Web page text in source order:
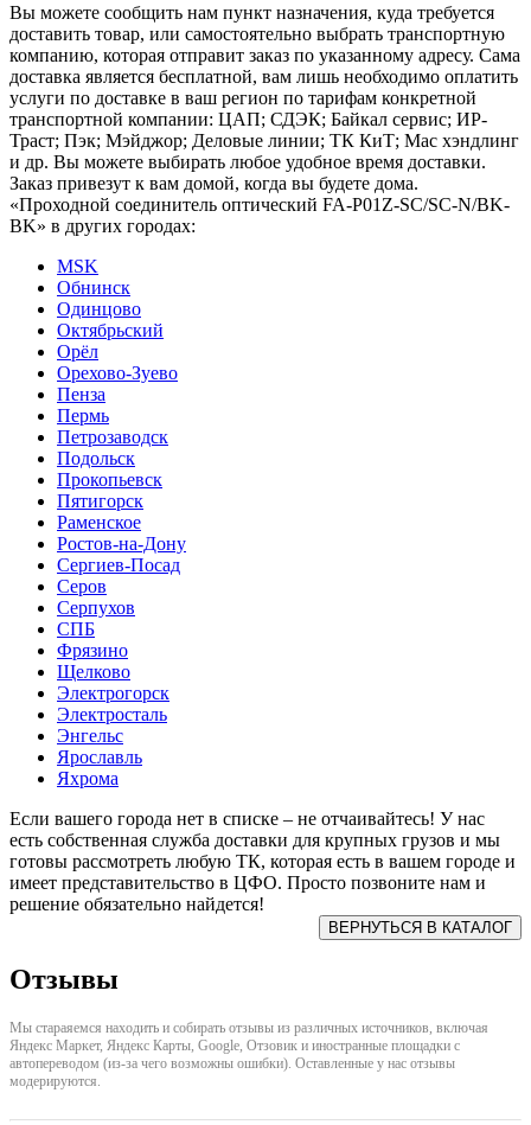
Вы можете сообщить нам пункт назначения, куда требуется
доставить товар, или самостоятельно выбрать транспортную
компанию, которая отправит заказ по указанному адресу. Сама
доставка является бесплатной, вам лишь необходимо оплатить
услуги по доставке в ваш регион по тарифам конкретной
транспортной компании: ЦАП; СДЭК; Байкал сервис; ИР-
Траст; Пэк; Мэйджор; Деловые линии; ТК КиТ; Мас хэндлинг
и др. Вы можете выбирать любое удобное время доставки.
Заказ привезут к вам домой, когда вы будете дома.
«Проходной соединитель оптический FA-P01Z-SC/SC-N/BK-
BK» в других городах:
MSK
Обнинск
Одинцово
Октябрьский
Орёл
Орехово-Зуево
Пенза
Пермь
Петрозаводск
Подольск
Прокопьевск
Пятигорск
Раменское
Ростов-на-Дону
Сергиев-Посад
Серов
Серпухов
СПБ
Фрязино
Щелково
Электрогорск
Электросталь
Энгельс
Ярославль
Яхрома
Если вашего города нет в списке – не отчаивайтесь! У нас
есть собственная служба доставки для крупных грузов и мы
готовы рассмотреть любую ТК, которая есть в вашем городе и
имеет представительство в ЦФО. Просто позвоните нам и
решение обязательно найдется!
Отзывы
Мы стараяемся находить и собирать отзывы из различных источников, включая
Яндекс Маркет, Яндекс Карты, Google, Отзовик и иностранные площадки с
автопереводом (из-за чего возможны ошибки). Оставленные у нас отзывы
модерируются.